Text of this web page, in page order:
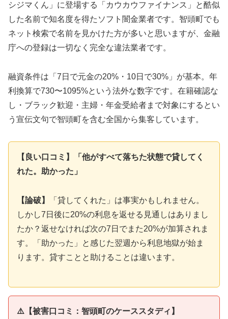
シジマくん」に登場する「カウカウファイナンス」と酷似
した名前で知名度を得たソフト闇金業者です。智頭町でも
ネット検索で名前を見かけた方が多いと思いますが、金融
庁への登録は一切なく完全な違法業者です。
融資条件は「7日で元金の20%・10日で30%」が基本。年
利換算で730〜1095%という法外な数字です。在籍確認な
し・ブラック歓迎・主婦・年金受給者まで対象にするとい
う宣伝文句で智頭町を含む全国から集客しています。
【良い口コミ】「他がすべて落ちた状態で貸してく
れた。助かった」
【論破】
「貸してくれた」は事実かもしれません。
しかし7日後に20%の利息を返せる見通しはありまし
たか？返せなければ次の7日でまた20%が加算されま
す。「助かった」と感じた翌週から利息地獄が始ま
ります。貸すことと助けることは違います。
⚠️【被害口コミ：智頭町のケーススタディ】